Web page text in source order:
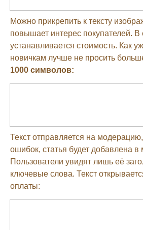
Можно прикрепить к тексту
повышает интерес покупателей.
устанавливается стоимость. Как
новичкам лучше не просить
1000 символов:
Текст отправляется на
ошибок, статья будет добавлена в
Пользователи увидят лишь её
ключевые слова. Текст
оплаты: